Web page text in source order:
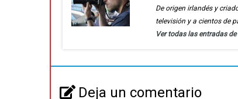
De origen irlandés y
televisión y a cientos de
Ver todas las entradas
Deja un comentario